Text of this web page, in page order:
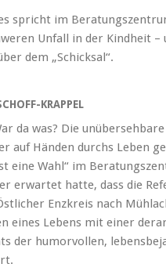
spricht im
Unfall in der Kindheit
dem „Schicksal“.
KRAPPEL
da was? Die
auf Händen durchs Leben
eine Wahl“ im
erwartet hatte, dass die
Enzkreis nach
eines Lebens mit einer
der humorvollen,